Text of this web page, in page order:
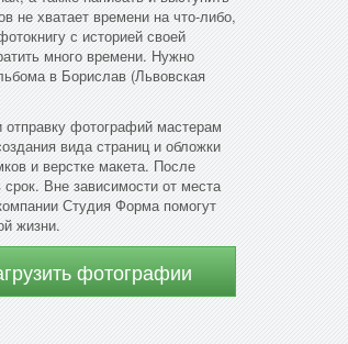
не хватает времени на что-либо,
с историей своей
много времени. Нужно
в Борислав (Львовская
отправку фотографий мастерам
вида страниц и обложки
и верстке макета. После
Вне зависимости от места
Студия Форма помогут
жизни.
фотографии